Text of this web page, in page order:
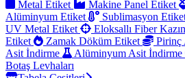
Metal Etiket
Makine Panel Etiket
Alüminyum Etiket
Sublimasyon
UV Metal Etiket
Eloksallı Fiber
Etiket
Zamak Döküm Etiket Pirinç
Asit İndirme
Alüminyum Asit İndirme
Botaş Levhaları